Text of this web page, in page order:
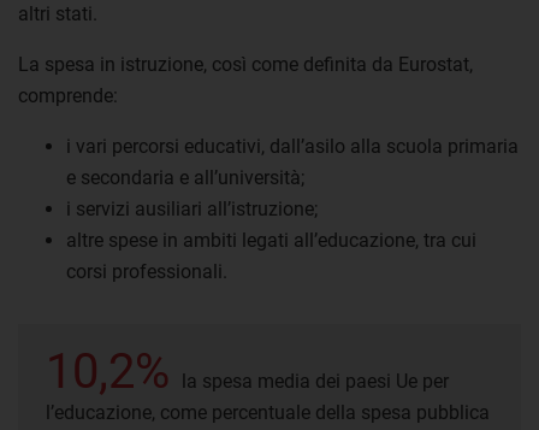
altri stati.
La spesa in istruzione, così come definita da Eurostat,
comprende:
i vari percorsi educativi, dall’asilo alla scuola primaria
e secondaria e all’università;
i servizi ausiliari all’istruzione;
altre spese in ambiti legati all’educazione, tra cui
corsi professionali.
10,2%
la spesa media dei paesi Ue per
l’educazione, come percentuale della spesa pubblica